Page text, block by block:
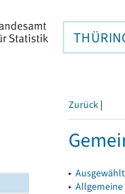
Zurück |
▸
▸